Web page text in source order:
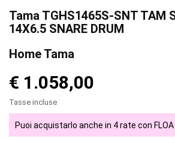
Tama TGHS1465S-SNT TAM
14X6.5 SNARE DRUM
Home Tama
€ 1.058,00
Tasse incluse
Puoi acquistarlo anche in 4 rate con FLOA